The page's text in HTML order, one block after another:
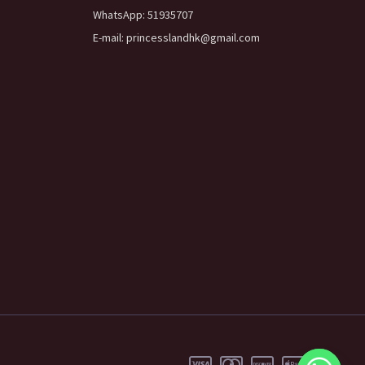
WhatsApp: 51935707
E-mail: princesslandhk@gmail.com